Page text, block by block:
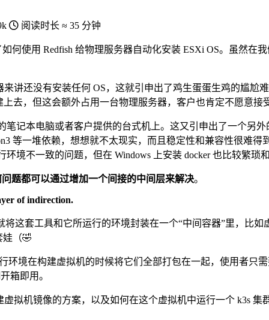
阅读时长 ≈ 35 分钟
何使用 Redfish 给物理服务器自动化安装 ESXi OS。虽然在
讲还没有安装任何 OS，这就引申出了鸡生蛋蛋生鸡的尴尬
去，但这会额外占用一台物理服务器，客户也肯定不愿意接
记本电脑或者客户提供的台式机上。这又引申出了一个另
等一堆依赖，想想就不太现实，而且稳定性和兼容性很难
境不一致的问题，但在 Windows 上安装 docker 也比较繁琐和
题都可以通过增加一个间接的中间层来解决。
of indirection.
这套工具和它所运行的环境封装在一个“中间容器”里，比如
娃（🤣
环境在构建虚拟机的时候将它们全部打包在一起，使用者只
箱即用。
虚拟机镜像的方案，以及如何在这个虚拟机中运行一个 k3s 集